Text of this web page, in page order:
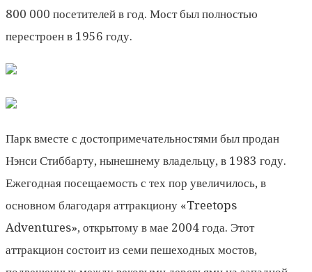
800 000 посетителей в год. Мост был полностью
перестроен в 1956 году.
Парк вместе с достопримечательностями был продан
Нэнси Стиббарту, нынешнему владельцу, в 1983 году.
Ежегодная посещаемость с тех пор увеличилось, в
основном благодаря аттракциону «Treetops
Adventures», открытому в мае 2004 года. Этот
аттракцион состоит из семи пешеходных мостов,